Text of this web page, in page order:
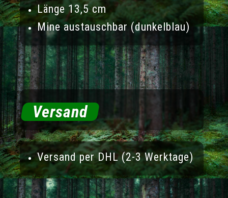
Länge 13,5 cm
Mine austauschbar (dunkelblau)
Versand
Versand per DHL (2-3 Werktage)